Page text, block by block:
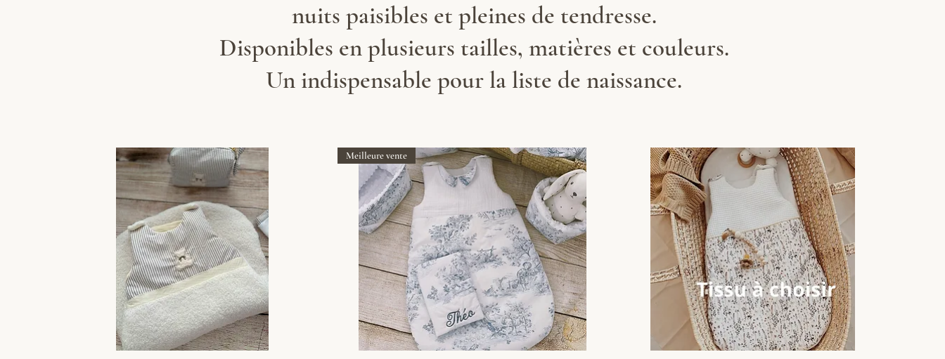
nuits paisibles et pleines de tendresse.
Disponibles en plusieurs tailles, matières et couleurs.
Un indispensable pour la liste de naissance.
Meilleure vente